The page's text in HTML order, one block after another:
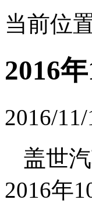
当前位
2016
2016/
盖世
2016年